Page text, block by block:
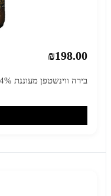
₪198.00
בירה ווינשטפן מעוננת 5.4% – 500 מ"ל × 20 יחידות ( מארז )